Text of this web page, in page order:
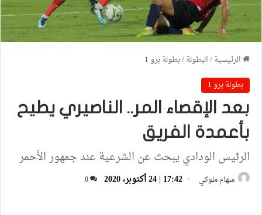
الرئيسية/البطولة/بطولة برو 1
بطولة برو 1
بعد الإقصاء المر.. الناصيري يطيح
بأعمدة الفريق
الرئيس الودادي يبحث عن الشرعية عند جمهور الأحمر
سهام ملوكي 17:42 | 24 أكتوبر، 2020 0